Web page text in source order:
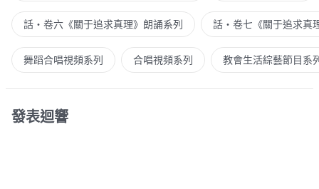
話・卷六《關于追求真理》朗誦系列 話・卷七《關于追求真
舞蹈合唱視頻系列 合唱視頻系列 教會生活綜藝節目系
發表迴響